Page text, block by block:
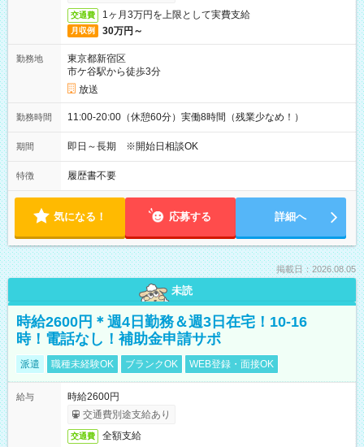
交通費 1ヶ月3万円を上限として実費支給
月収例 30万円～
勤務地
東京都新宿区
市ケ谷駅から徒歩3分
放送
勤務時間 11:00-20:00（休憩60分）実働8時間（残業少なめ！）
期間 即日～長期 ※開始日相談OK
特徴 履歴書不要
気になる！ 応募する 詳細へ
掲載日：2026.08.05
未読
時給2600円＊週4日勤務＆週3日在宅！10-16
時！電話なし！補助金申請サポ
派遣 職種未経験OK ブランクOK WEB登録・面接OK
給与
時給2600円
交通費別途支給あり
交通費 全額支給